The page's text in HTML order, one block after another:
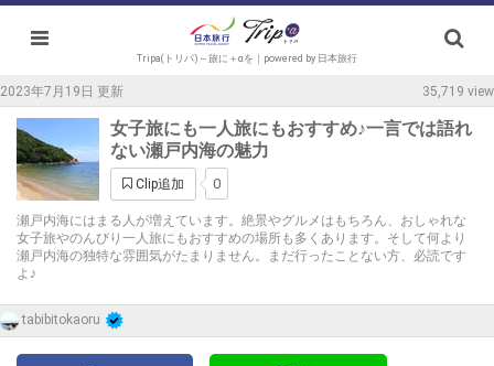
Tripa(トリパ)～旅に＋αを｜powered by 日本旅行
2023年7月19日 更新 35,719 view
女子旅にも一人旅にもおすすめ♪一言では語れ
ない瀬戸内海の魅力
Clip追加 0
瀬戸内海にはまる人が増えています。絶景やグルメはもちろん、おしゃれな
女子旅やのんびり一人旅にもおすすめの場所も多くあります。そして何より
瀬戸内海の独特な雰囲気がたまりません。まだ行ったことない方、必読です
よ♪
tabibitokaoru